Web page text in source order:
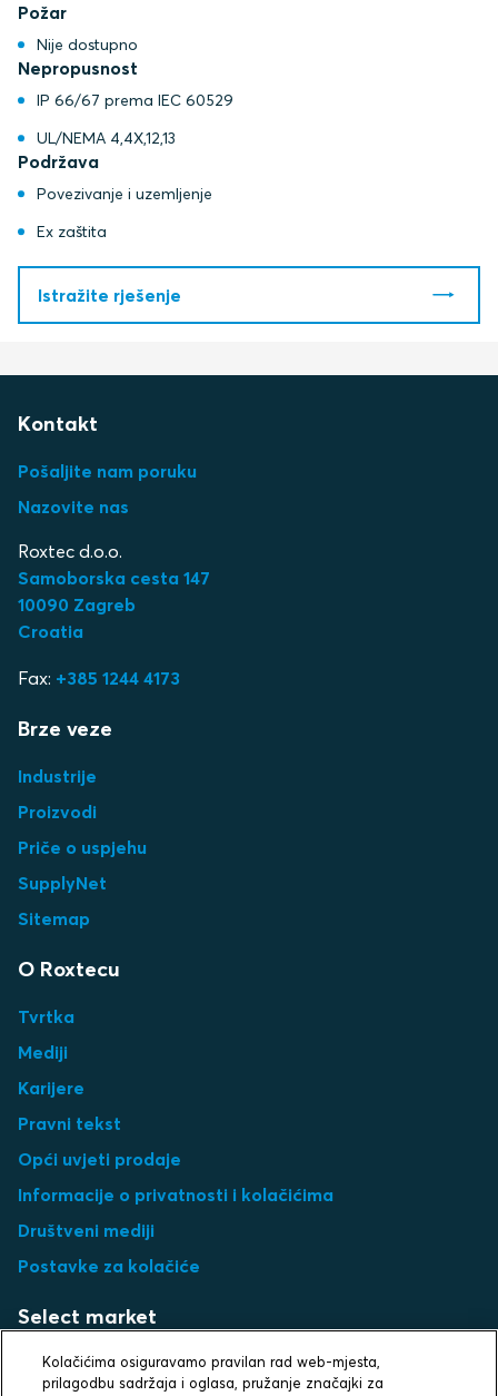
Požar
Nije dostupno
Nepropusnost
IP 66/67 prema IEC 60529
UL/NEMA 4,4X,12,13
Podržava
Povezivanje i uzemljenje
Ex zaštita
Istražite rješenje
Kontakt
Pošaljite nam poruku
Nazovite nas
Roxtec d.o.o.
Samoborska cesta 147
10090 Zagreb
Croatia
Fax: +385 1244 4173
Brze veze
Industrije
Proizvodi
Priče o uspjehu
SupplyNet
Sitemap
O Roxtecu
Tvrtka
Mediji
Karijere
Pravni tekst
Opći uvjeti prodaje
Informacije o privatnosti i kolačićima
Društveni mediji
Postavke za kolačiće
Select market
Choose local site
Kolačićima osiguravamo pravilan rad web-mjesta,
prilagodbu sadržaja i oglasa, pružanje značajki za